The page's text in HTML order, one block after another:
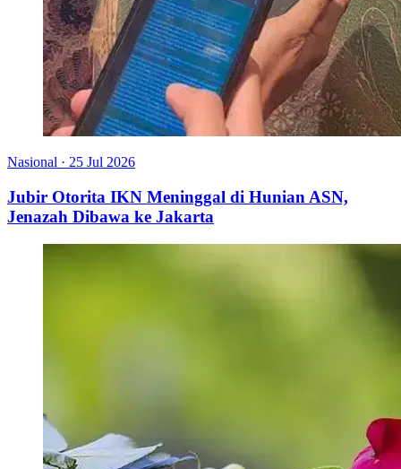
Nasional · 25 Jul 2026
Jubir Otorita IKN Meninggal di Hunian ASN,
Jenazah Dibawa ke Jakarta